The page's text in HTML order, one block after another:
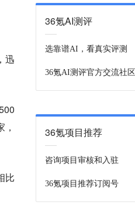
迅
比
36氪AI测评
选靠谱AI，看真实评测
36氪AI测评官方交流社区
36氪项目推荐
咨询项目审核和入驻
36氪项目推荐订阅号